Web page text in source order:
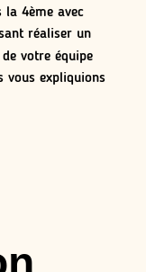
la 4ème avec
réaliser un
votre équipe
vous expliquions